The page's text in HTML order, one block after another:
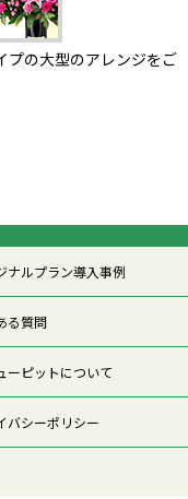
プの大型のアレンジをご
ナルプラン導入事例
る質問
ーピットについて
バシーポリシー